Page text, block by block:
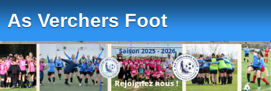
As Verchers Foot